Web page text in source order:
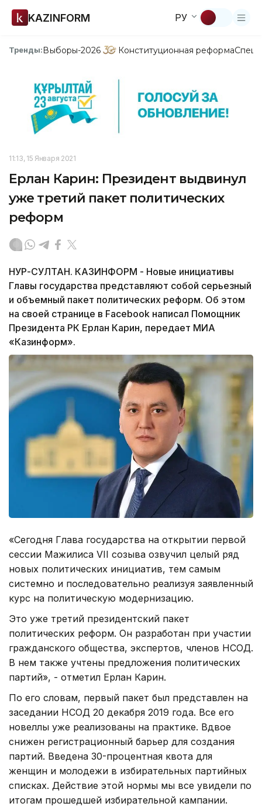
KAZINFORM РУ
Тренды:Выборы-2026 Конституционная реформа
11:13, 15 Января 2021
Ерлан Карин: Президент выдвинул
уже третий пакет политических
реформ
НУР-СУЛТАН. КАЗИНФОРМ - Новые инициативы
Главы государства представляют собой серьезный
и объемный пакет политических реформ. Об этом
на своей странице в Facebook написал Помощник
Президента РК Ерлан Карин, передает МИА
«Казинформ».
«Сегодня Глава государства на открытии первой
сессии Мажилиса VII созыва озвучил целый ряд
новых политических инициатив, тем самым
системно и последовательно реализуя заявленный
курс на политическую модернизацию.
Это уже третий президентский пакет
политических реформ. Он разработан при участии
гражданского общества, экспертов, членов НСОД.
В нем также учтены предложения политических
партий», - отметил Ерлан Карин.
По его словам, первый пакет был представлен на
заседании НСОД 20 декабря 2019 года. Все его
новеллы уже реализованы на практике. Вдвое
снижен регистрационный барьер для создания
партий. Введена 30-процентная квота для
женщин и молодежи в избирательных партийных
списках. Действие этой нормы мы все увидели по
итогам прошедшей избирательной кампании.